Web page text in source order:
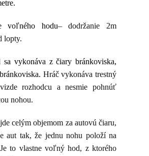
voľného hodu– dodržanie 2m
lopty.
sa vykonáva z čiary bránkoviska,
Hráč vykonáva trestný
rozhodcu a nesmie pohnúť
nohou.
celým objemom za autovú čiaru,
aut tak, že jednu nohu položí na
to vlastne voľný hod, z ktorého